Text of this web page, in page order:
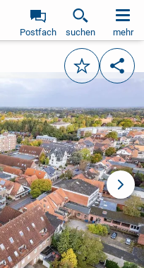
Postfach suchen mehr
Merken